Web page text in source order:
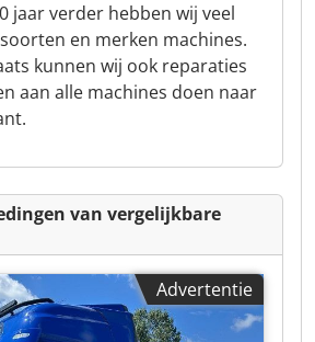
jaar verder hebben wij veel
en merken machines.
kunnen wij ook reparaties
aan alle machines doen naar
van vergelijkbare
Advertentie